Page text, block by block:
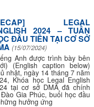
LEGAL
2024 – TUẦN
ĐẦU TIÊN TẠI CƠ SỞ
(15/07/2024)
Anh được trình bày bên
(English caption below)
nhật, ngày 14 tháng 7 năm
Khóa học Legal English
tại cơ sở DMA đã chính
Gia Phúc, buổi học đầu
hưởng ứng